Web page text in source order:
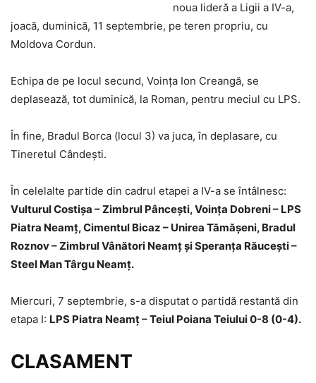
noua lideră a Ligii a IV-a,
joacă, duminică, 11 septembrie, pe teren propriu, cu
Moldova Cordun.
Echipa de pe locul secund, Voinţa Ion Creangă, se
deplasează, tot duminică, la Roman, pentru meciul cu LPS.
În fine, Bradul Borca (locul 3) va juca, în deplasare, cu
Tineretul Cândeşti.
În celelalte partide din cadrul etapei a IV-a se întâlnesc:
Vulturul Costişa – Zimbrul Pânceşti, Voinţa Dobreni – LPS
Piatra Neamţ, Cimentul Bicaz – Unirea Tămăşeni, Bradul
Roznov – Zimbrul Vânători Neamţ şi Speranţa Răuceşti –
Steel Man Târgu Neamţ.
Miercuri, 7 septembrie, s-a disputat o partidă restantă din
etapa I: LPS Piatra Neamţ – Teiul Poiana Teiului 0-8 (0-4).
CLASAMENT